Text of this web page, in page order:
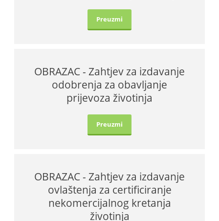
Preuzmi
OBRAZAC - Zahtjev za izdavanje
odobrenja za obavljanje
prijevoza životinja
Preuzmi
OBRAZAC - Zahtjev za izdavanje
ovlaštenja za certificiranje
nekomercijalnog kretanja
životinja